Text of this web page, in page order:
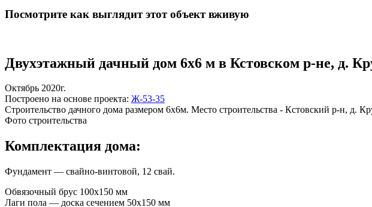
Посмотрите как выглядит этот объект вживую
Двухэтажный дачный дом 6х6 м в Кстовском р-не, д.
Октябрь 2020г.
Построено на основе проекта: Ж-53-35
Строительство дачного дома размером 6х6м. Место строительства - Кстовский р-н, д.
Фото строительства
Комплектация дома:
Фундамент — свайно-винтовой, 12 свай.
Обвязочный брус 100х150 мм
Лаги пола — доска сечением 50х150 мм